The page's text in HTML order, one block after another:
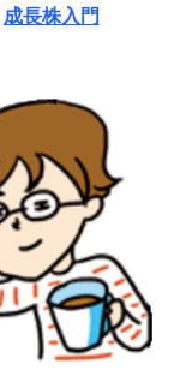
成長株入門